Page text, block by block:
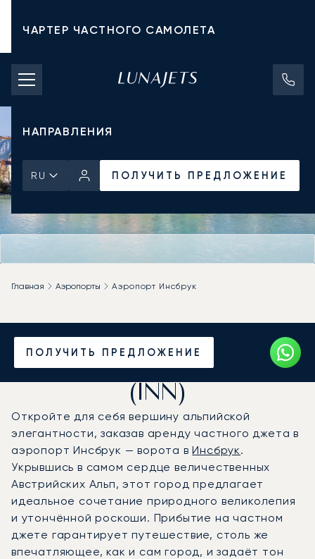
ЧАРТЕР ЧАСТНОГО САМОЛЕТА
СТОИМОСТЬ ЧАРТЕРА
ЧАСТНЫЕ САМОЛЕТЫ
НАПРАВЛЕНИЯ
RU ПОЛУЧИТЬ ПРЕДЛОЖЕНИЕ
ПОЛУЧИТЬ ПРЕДЛОЖЕНИЕ
Главная Аэропорты Аэропорт Инсбрук
Частный джет в
аэропорт Инсбрук
(INN)
Откройте для себя вершину альпийской
элегантности, заказав аренду частного джета в
аэропорт Инсбрук — ворота вИнсбрук.
Укрывшись в самом сердце величественных
Австрийских Альп, этот город предлагает
идеальное сочетание природного великолепия
и утончённой роскоши. Прибытие на частном
джете гарантирует путешествие, столь же
впечатляющее, как и сам город, и задаёт тон